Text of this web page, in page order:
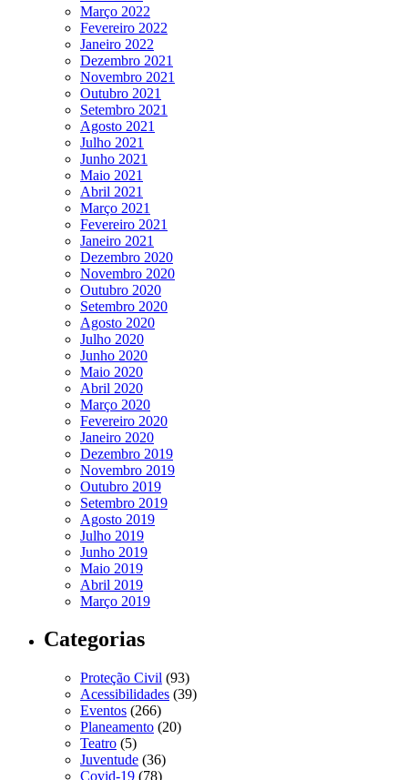
Março 2022
Fevereiro 2022
Janeiro 2022
Dezembro 2021
Novembro 2021
Outubro 2021
Setembro 2021
Agosto 2021
Julho 2021
Junho 2021
Maio 2021
Abril 2021
Março 2021
Fevereiro 2021
Janeiro 2021
Dezembro 2020
Novembro 2020
Outubro 2020
Setembro 2020
Agosto 2020
Julho 2020
Junho 2020
Maio 2020
Abril 2020
Março 2020
Fevereiro 2020
Janeiro 2020
Dezembro 2019
Novembro 2019
Outubro 2019
Setembro 2019
Agosto 2019
Julho 2019
Junho 2019
Maio 2019
Abril 2019
Março 2019
Categorias
Proteção Civil (93)
Acessibilidades (39)
Eventos (266)
Planeamento (20)
Teatro (5)
Juventude (36)
Covid-19 (78)